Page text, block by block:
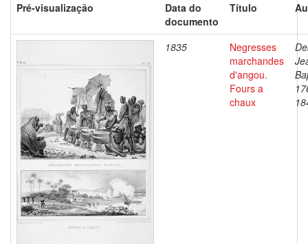
Pré-visualização
Data do
documento
Título
1835
Negresses
marchandes
d'angou.
Fours a
chaux